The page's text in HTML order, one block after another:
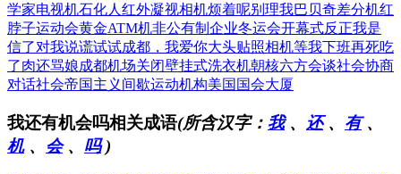
学家电视机石化人 红外凝视相机烦着呢别理我巴贝奇差分机红
脖子运动会黄金ATM机非公有制企业冬运会开幕式反正我是
信了对我说谎试试成都，我爱你大头贴照相机等我下班再死吃
了肉还骂娘成都机场关闭壁挂式洗衣机朝核六方会谈社会协商
对话社会帝国主义 间歇运动机构美国国会大厦
我还有机会吗相关成语(所含汉字： 我、 还、 有、
机、 会、 吗)